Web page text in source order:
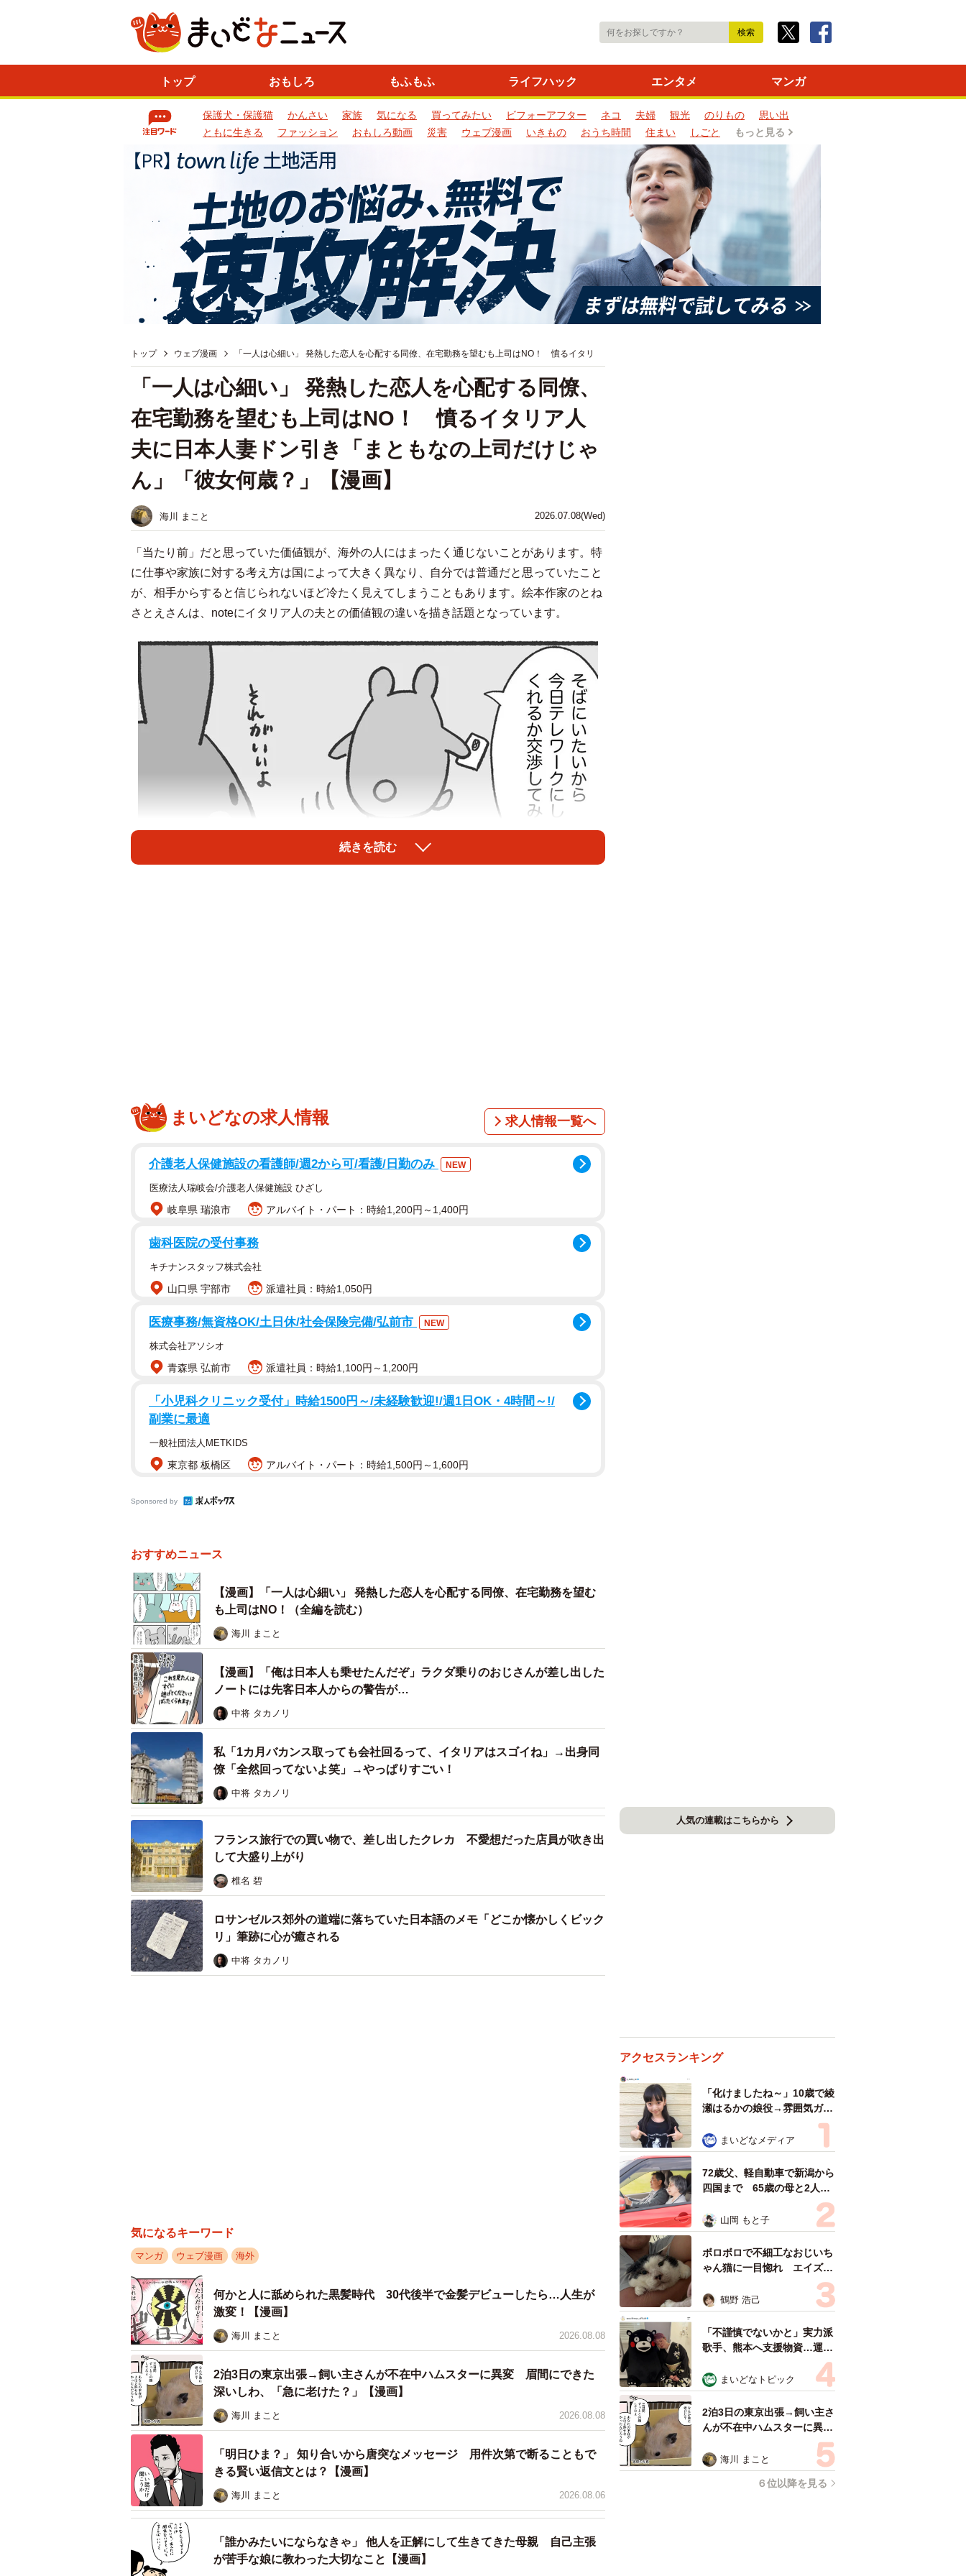
トップ おもしろ もふもふ ライフハック エンタメ マンガ
保護犬・保護猫 かんさい 家族 気になる 買ってみたい ビフォーアフター ネコ 夫婦 観光 のりもの
思い出
ともに生きる
ファッション おもしろ動画 災害 ウェブ漫画 いきもの おうち時間 住まい しごと もっと見る
トップ ウェブ漫画 「一人は心細い」 発熱した恋人を心配する同僚、在宅勤務を望むも上司はNO！ 憤るイタリ
2026.07.08(Wed)
「一人は心細い」 発熱した恋人を心配する同僚、
在宅勤務を望むも上司はNO！ 憤るイタリア人
夫に日本人妻ドン引き「まともなの上司だけじゃ
ん」「彼女何歳？」【漫画】
海川 まこと
「当たり前」だと思っていた価値観が、海外の人にはまったく通じないことがあります。特
に仕事や家族に対する考え方は国によって大きく異なり、自分では普通だと思っていたこと
が、相手からすると信じられないほど冷たく見えてしまうこともあります。絵本作家のとね
さとえさんは、noteにイタリア人の夫との価値観の違いを描き話題となっています。
恋人のために急遽テレワーク→却下（とねさとえさん提供）
ます。詳しく話を聞くと、同僚の恋人が熱を出し「一人では心細い」と連絡してきたため、
その同僚は在宅勤務に切り替えられないか上司に相談したそうです。しかし上司は、その申
し出は却下するのでした。その対応に対し、夫は同僚と一緒になって怒っていたのだといい
熱を出して不安なのに寄り添わないなんて非人道的だ」と反論します。
アモーレの一大事に仕事なんてしてられない！（とねさとえさん提供）
作者が「仕事が終わってから会いに行けばいいのでは？」と伝えても、夫は納得しません。
むしろ「そんな時こそそばにいるべきだ」と主張します。さらに、結局その同僚は早退して
恋人のもとへ向かったと聞き驚いていると、今度は夫から「血も涙もない」「鬼みたいだ」
と言われてしまいました。
日本の感覚では上司が普通（とねさとえさん提供）
日本では恋人が体調不良だとしても、いきなり在宅勤務に切り替えることは難しいですし、
仕事が終わった後に会いに行くのも、そんな非人道的とは思われないでしょう。このような
イタリア人との価値観の違いに驚く作者でした。
同作について、作者のとねさとえさんに詳しく話を聞きました。
続きを読む
まいどなの求人情報 求人情報一覧へ
介護老人保健施設の看護師/週2から可/看護/日勤のみ NEW
医療法人瑞岐会/介護老人保健施設 ひざし
岐阜県 瑞浪市 アルバイト・パート：時給1,200円～1,400円
歯科医院の受付事務
キチナンスタッフ株式会社
山口県 宇部市 派遣社員：時給1,050円
医療事務/無資格OK/土日休/社会保険完備/弘前市 NEW
株式会社アソシオ
青森県 弘前市 派遣社員：時給1,100円～1,200円
「小児科クリニック受付」時給1500円～/未経験歓迎!/週1日OK・4時間～!/
副業に最適
一般社団法人METKIDS
東京都 板橋区 アルバイト・パート：時給1,500円～1,600円
Sponsored by
おすすめニュース
【漫画】「一人は心細い」 発熱した恋人を心配する同僚、在宅勤務を望む
も上司はNO！（全編を読む）
海川 まこと
【漫画】「俺は日本人も乗せたんだぞ」ラクダ乗りのおじさんが差し出した
ノートには先客日本人からの警告が…
中将 タカノリ
私「1カ月バカンス取っても会社回るって、イタリアはスゴイね」→出身同
僚「全然回ってないよ笑」→やっぱりすごい！
中将 タカノリ
フランス旅行での買い物で、差し出したクレカ 不愛想だった店員が吹き出
して大盛り上がり
椎名 碧
ロサンゼルス郊外の道端に落ちていた日本語のメモ「どこか懐かしくビック
リ」筆跡に心が癒される
中将 タカノリ
気になるキーワード
マンガ ウェブ漫画 海外
何かと人に舐められた黒髪時代 30代後半で金髪デビューしたら…人生が
激変！【漫画】
海川 まこと 2026.08.08
2泊3日の東京出張→飼い主さんが不在中ハムスターに異変 眉間にできた
深いしわ、「急に老けた？」【漫画】
海川 まこと 2026.08.08
「明日ひま？」 知り合いから唐突なメッセージ 用件次第で断ることもで
きる賢い返信文とは？【漫画】
海川 まこと 2026.08.06
「誰かみたいにならなきゃ」 他人を正解にして生きてきた母親 自己主張
が苦手な娘に教わった大切なこと【漫画】
人気の連載はこちらから
アクセスランキング
「化けましたね～」10歳で綾
瀬はるかの娘役→雰囲気ガラ
リの18歳に成長 「メイクで
雰囲気が」「宝塚に入れそ
う」
まいどなメディア
72歳父、軽自動車で新潟から
四国まで 65歳の母と2人で
3泊4日の旅 パーキングの休
憩まで分刻み… 「大学生で
も組まねえよ！」
山岡 もと子
ボロボロで不細工なおじいち
ゃん猫に一目惚れ エイズだ
し手がかかるけど…おうちで
暮らすと「おじ猫」だって可
愛くなったよ！
鶴野 浩己
「不謹慎でないかと」実力派
歌手、熊本へ支援物資…運搬
トラックの車体デザインにた
めらい 「痛いほど伝わる」
「行動され立派」
まいどなトピック
2泊3日の東京出張→飼い主さ
んが不在中ハムスターに異
変 眉間にできた深いしわ、
「急に老けた？」【漫画】
海川 まこと
６位以降を見る